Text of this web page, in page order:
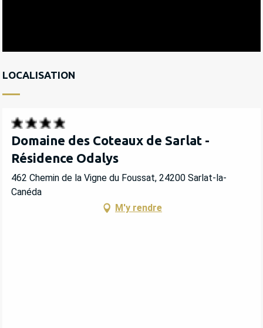
LOCALISATION
Domaine des Coteaux de Sarlat -
Résidence Odalys
462 Chemin de la Vigne du Foussat, 24200 Sarlat-la-
Canéda
M'y rendre